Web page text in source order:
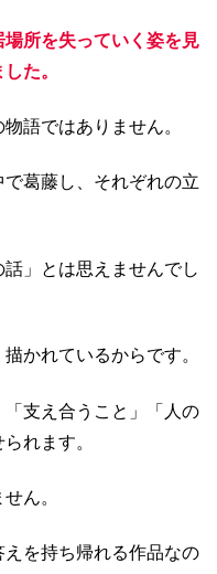
所を失っていく姿を見
た。
語ではありません。
葛藤し、それぞれの立
」とは思えませんでし
かれているからです。
支え合うこと」「人の
れます。
ん。
を持ち帰れる作品なの